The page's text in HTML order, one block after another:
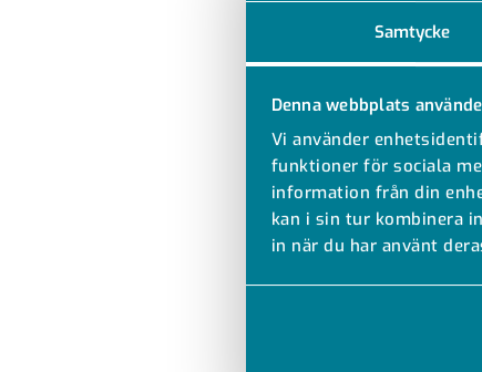
Samtycke
Denna webbplats
Vi använder
funktioner för sociala
information från din
kan i sin tur kombinera
in när du har använt